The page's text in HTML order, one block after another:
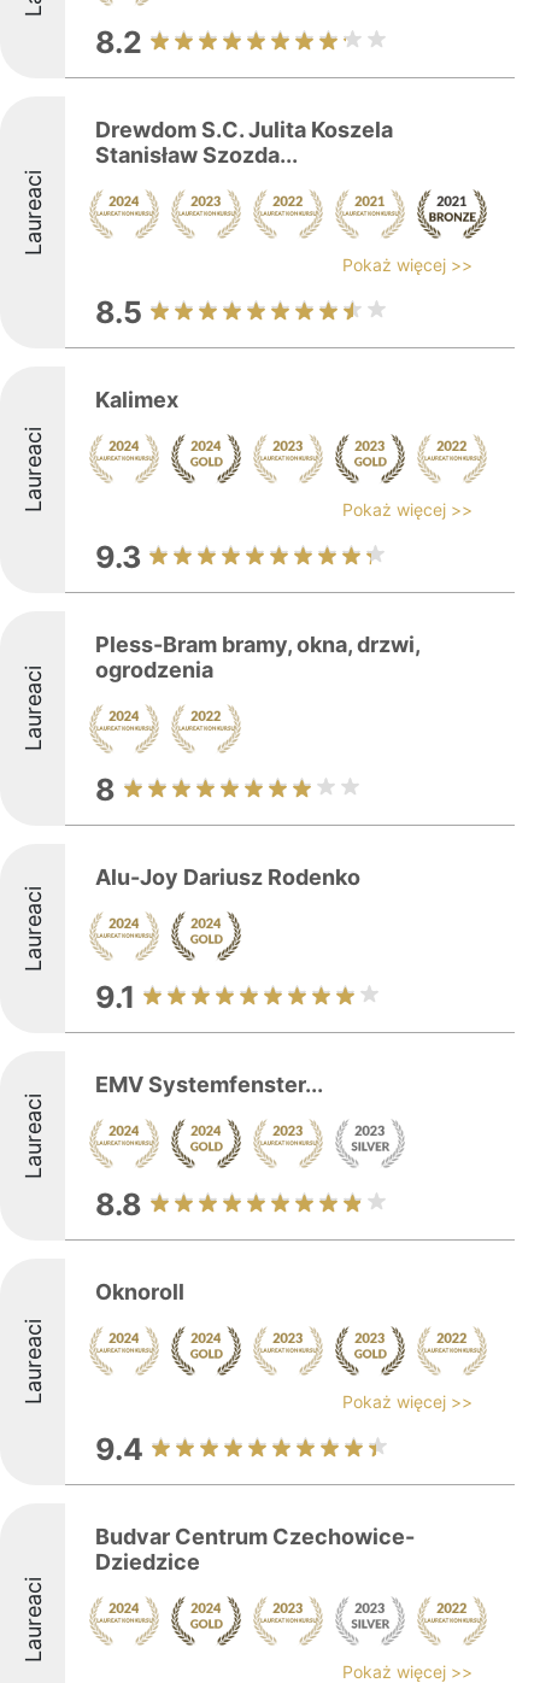
8.2
Laureaci
Drewdom S.C. Julita Koszela
Stanisław Szozda...
Pokaż więcej >>
8.5
Laureaci
Kalimex
Pokaż więcej >>
9.3
Laureaci
Pless-Bram bramy, okna, drzwi,
ogrodzenia
8
Laureaci
Alu-Joy Dariusz Rodenko
9.1
Laureaci
EMV Systemfenster...
8.8
Laureaci
Oknoroll
Pokaż więcej >>
9.4
Laureaci
Budvar Centrum Czechowice-
Dziedzice
Pokaż więcej >>